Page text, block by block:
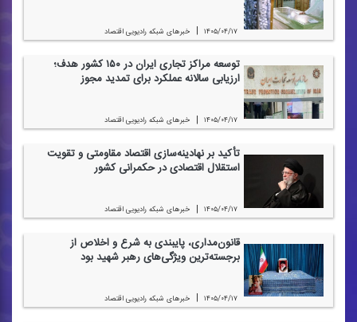
۱۴۰۵/۰۴/۱۷ | خبرهای شبكه رادیویی اقتصاد
توسعه مراكز تجاری ایران در ۱۵۰ كشور هدف؛
ارزیابی سالانه عملكرد برای تمدید مجوز
۱۴۰۵/۰۴/۱۷ | خبرهای شبكه رادیویی اقتصاد
تأكید بر نهادینه‌سازی اقتصاد مقاومتی و تقویت
استقلال اقتصادی در حكمرانی كشور
۱۴۰۵/۰۴/۱۷ | خبرهای شبكه رادیویی اقتصاد
قانون‌مداری، پایبندی به شرع و اخلاص از
برجسته‌ترین ویژگی‌های رهبر شهید بود
۱۴۰۵/۰۴/۱۷ | خبرهای شبكه رادیویی اقتصاد